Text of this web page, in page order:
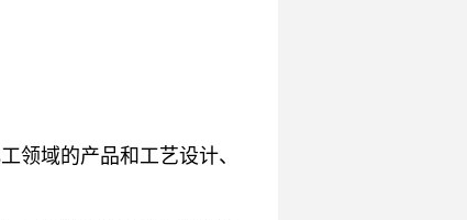
领域的产品和工艺设计、